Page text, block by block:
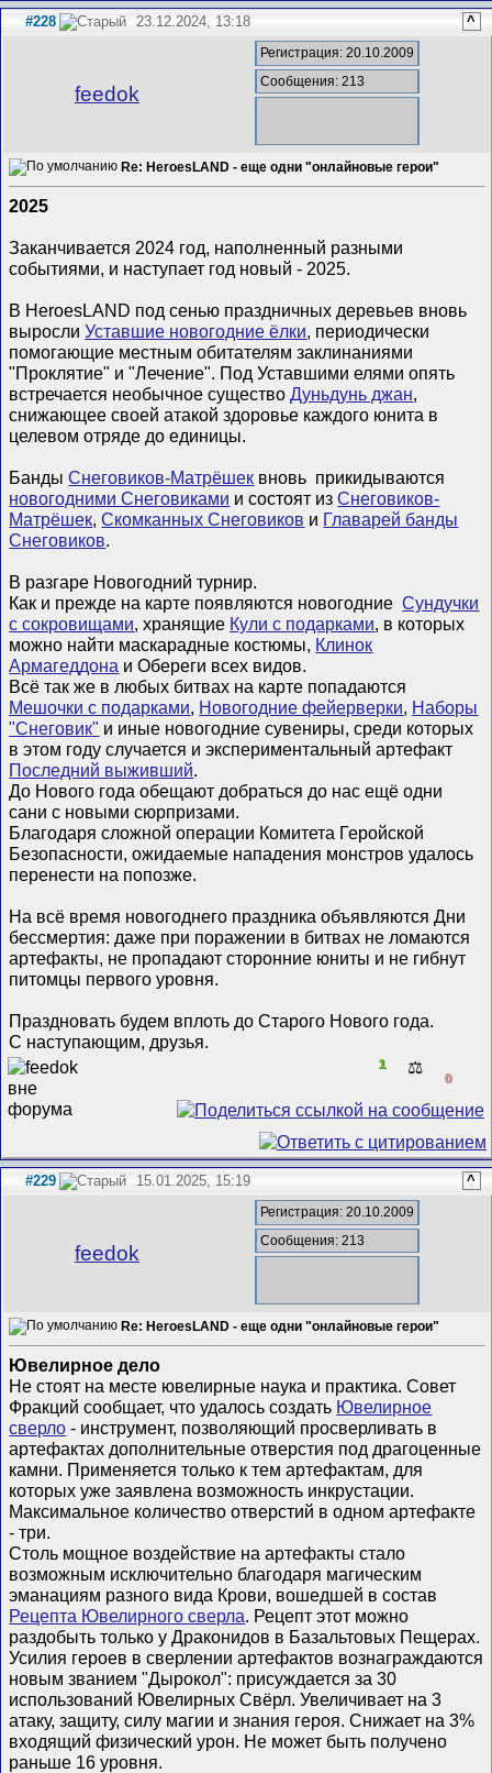
#228 23.12.2024, 13:18 ^
feedok
Регистрация: 20.10.2009
Сообщения: 213
Re: HeroesLAND - еще одни "онлайновые герои"
2025
Заканчивается 2024 год, наполненный разными
событиями, и наступает год новый - 2025.
В HeroesLAND под сенью праздничных деревьев вновь
вырослиУставшие новогодние ёлки, периодически
помогающие местным обитателям заклинаниями
"Проклятие" и "Лечение". Под Уставшими елями опять
встречается необычное существоДуньдунь джан,
снижающее своей атакой здоровье каждого юнита в
целевом отряде до единицы.
БандыСнеговиков-Матрёшек вновь прикидываются
новогодними Снеговиками и состоят изСнеговиков-
Матрёшек,Скомканных Снеговиков и Главарей банды
Снеговиков.
В разгаре Новогодний турнир.
Как и прежде на карте появляются новогодниеСундучки
с сокровищами, хранящие Кули с подарками, в которых
можно найти маскарадные костюмы, Клинок
Армагеддона и Обереги всех видов.
Всё так же в любых битвах на карте попадаются
Мешочки с подарками, Новогодние фейерверки, Наборы
"Снеговик" и иные новогодние сувениры, среди которых
в этом году случается и экспериментальный артефакт
Последний выживший.
До Нового года обещают добраться до нас ещё одни
сани с новыми сюрпризами.
Благодаря сложной операции Комитета Геройской
Безопасности, ожидаемые нападения монстров удалось
перенести на попозже.
На всё время новогоднего праздника объявляются Дни
бессмертия: даже при поражении в битвах не ломаются
артефакты, не пропадают сторонние юниты и не гибнут
питомцы первого уровня.
Праздновать будем вплоть до Старого Нового года.
С наступающим, друзья.
1 ⚖️
0
#229 15.01.2025, 15:19 ^
feedok
Регистрация: 20.10.2009
Сообщения: 213
Re: HeroesLAND - еще одни "онлайновые герои"
Ювелирное дело
Не стоят на месте ювелирные наука и практика. Совет
Фракций сообщает, что удалось создать Ювелирное
сверло - инструмент, позволяющий просверливать в
артефактах дополнительные отверстия под драгоценные
камни. Применяется только к тем артефактам, для
которых уже заявлена возможность инкрустации.
Максимальное количество отверстий в одном артефакте
- три.
Столь мощное воздействие на артефакты стало
возможным исключительно благодаря магическим
эманациям разного вида Крови, вошедшей в состав
Рецепта Ювелирного сверла. Рецепт этот можно
раздобыть только у Драконидов в Базальтовых Пещерах.
Усилия героев в сверлении артефактов вознаграждаются
новым званием "Дырокол": присуждается за 30
использований Ювелирных Свёрл. Увеличивает на 3
атаку, защиту, силу магии и знания героя. Снижает на 3%
входящий физический урон. Не может быть получено
раньше 16 уровня.